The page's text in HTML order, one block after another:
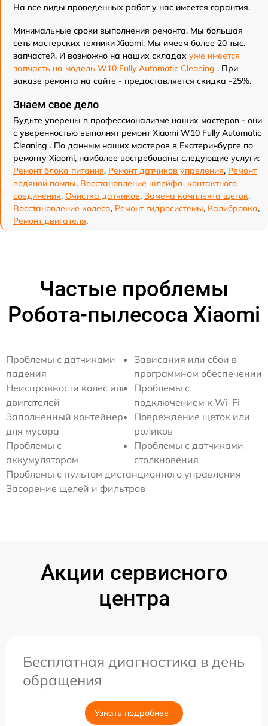
На все виды проведенных работ у нас имеется гарантия.
Минимальные сроки выполнения ремонта. Мы большая
сеть мастерских техники Xiaomi. Мы имеем более 20 тыс.
запчастей. И возможно на наших складах уже имеется
запчасть на модель W10 Fully Automatic Cleaning . При
заказе ремонта на сайте - предоставляется скидка -25%.
Знаем свое дело
Будьте уверены в профессионализме наших мастеров - они
с уверенностью выполнят ремонт Xiaomi W10 Fully Automatic
Cleaning . По данным наших мастеров в Екатеринбурге по
ремонту Xiaomi, наиболее востребованы следующие услуги:
Ремонт блока питания, Ремонт датчиков упрвления, Ремонт
водяной помпы, Восстановление шлейфа, контактного
соединения, Очистка датчиков, Замена комплекта щеток,
Восстановление колеса, Ремонт гидросистемы, Калибровка,
Ремонт двигателя.
Частые проблемы
Робота-пылесоса Xiaomi
Проблемы с датчиками
падения
Неисправности колес или
двигателей
Заполненный контейнер
для мусора
Проблемы с
аккумулятором
Зависания или сбои в
программном обеспечении
Проблемы с
подключением к Wi-Fi
Повреждение щеток или
роликов
Проблемы с датчиками
столкновения
Проблемы с пультом дистанционного управления
Засорение щелей и фильтров
Акции сервисного
центра
Бесплатная диагностика в день
обращения
Узнать подробнее